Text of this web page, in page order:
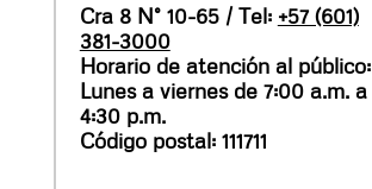
Cra 8 N° 10-65 / Tel: +57 (601)
381-3000
Horario de atención al público:
Lunes a viernes de 7:00 a.m. a
4:30 p.m.
Código postal: 111711